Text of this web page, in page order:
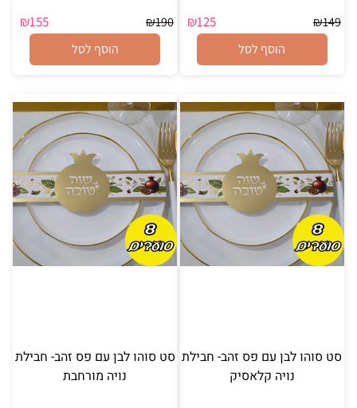
₪149
₪125
הוסף לסל
₪190
₪155
הוסף לסל
סט סוהו לבן עם פס זהב- חבילת
נויה קלאסיק
סט סוהו לבן עם פס זהב- חבילת
נויה מורחבת